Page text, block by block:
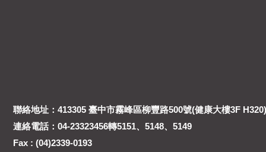
聯絡地址：413305 臺中市霧峰區柳豐路500號(健康大樓3F H320)
連絡電話：04-23323456轉5151、5148、5149
Fax : (04)2339-0193